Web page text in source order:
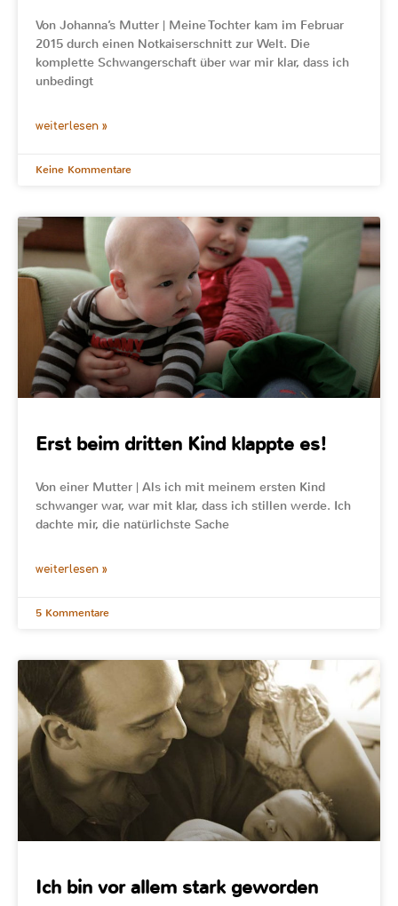
Von Johanna’s Mutter | Meine Tochter kam im Februar
2015 durch einen Notkaiserschnitt zur Welt. Die
komplette Schwangerschaft über war mir klar, dass ich
unbedingt
weiterlesen »
Keine Kommentare
Erst beim dritten Kind klappte es!
Von einer Mutter | Als ich mit meinem ersten Kind
schwanger war, war mit klar, dass ich stillen werde. Ich
dachte mir, die natürlichste Sache
weiterlesen »
5 Kommentare
Ich bin vor allem stark geworden